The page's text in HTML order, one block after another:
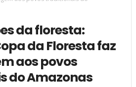
da floresta:
da Floresta faz
aos povos
do Amazonas